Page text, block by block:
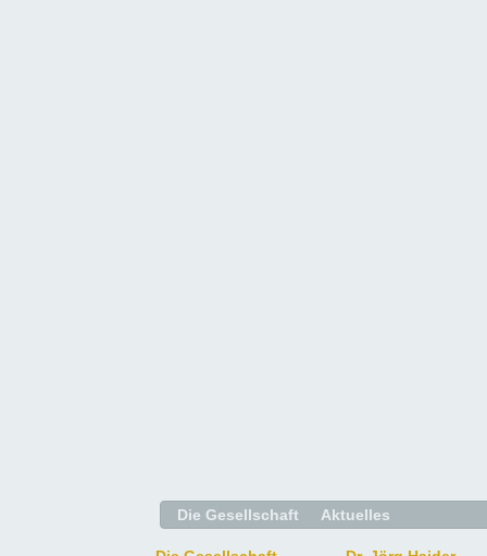
Die Gesellschaft Aktuelles